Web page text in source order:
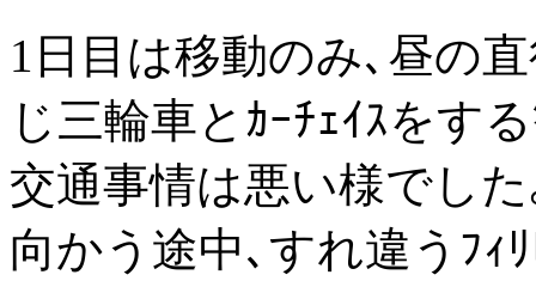
1日目は移動のみ､昼の
じ三輪車とｶｰﾁｪｲｽをす
交通事情は悪い様でし
向かう途中､すれ違うﾌｨ